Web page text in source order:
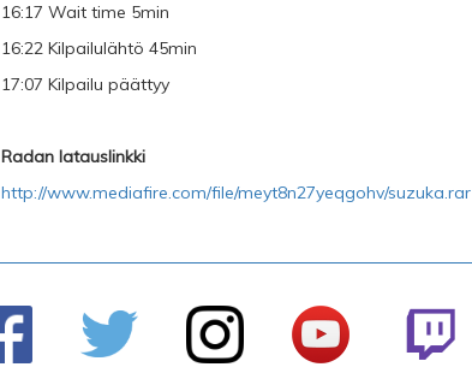
16:17 Wait time 5min
16:22 Kilpailulähtö 45min
17:07 Kilpailu päättyy
Radan latauslinkki
http://www.mediafire.com/file/meyt8n27yeqgohv/suzuka.rar